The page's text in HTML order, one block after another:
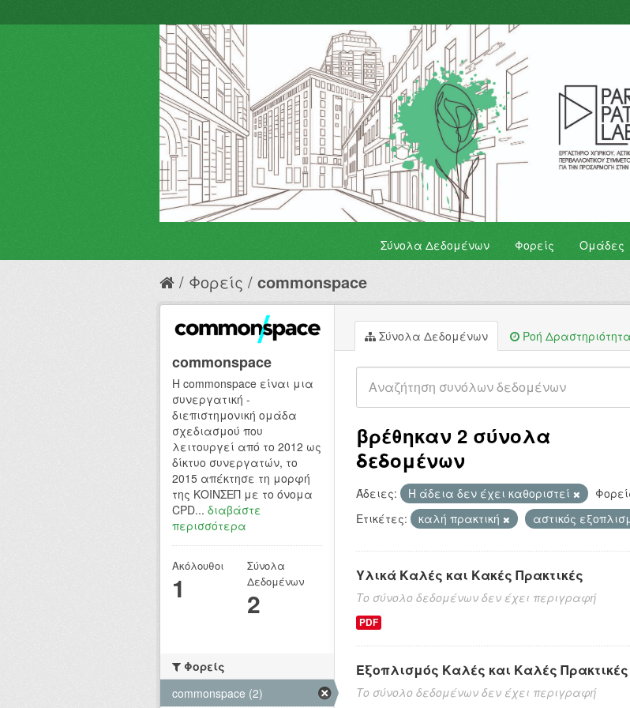
Σύνολα Δεδομένων Φορείς Ομάδες
Φορείς commonspace
Σύνολα Δεδομένων Ροή
βρέθηκαν 2 σύνολα
δεδομένων
Άδειες: Η άδεια δεν έχει καθοριστεί
Ετικέτες:
καλή πρακτική αστικός
Υλικά Καλές και Κακές Πρακτικές
Το σύνολο δεδομένων δεν έχει περιγραφή
PDF
Εξοπλισμός Καλές και Καλές Πρακτικές
Το σύνολο δεδομένων δεν έχει περιγραφή
commonspace
H commonspace είναι μια
συνεργατική -
διεπιστημονική ομάδα
σχεδιασμού που
λειτουργεί από το 2012 ως
δίκτυο συνεργατών, το
2015 απέκτησε τη μορφή
της ΚΟΙΝΣΕΠ με το όνομα
CPD... διαβάστε
περισσότερα
Ακόλουθοι
1
Σύνολα
Δεδομένων
2
Φορείς
commonspace (2)